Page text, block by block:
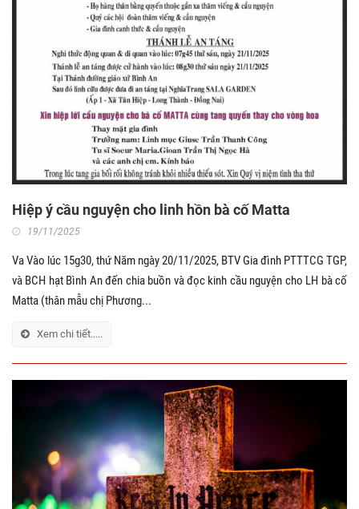
Hiệp ý cầu nguyện cho linh hồn bà cố Matta
19/11/2025
Va Vào lúc 15g30, thứ Năm ngày 20/11/2025, BTV Gia đình PTTTCG TGP,
và BCH hạt Bình An đến chia buồn và đọc kinh cầu nguyện cho LH bà cố
Matta (thân mẫu chị Phương...
Xem chi tiết.....